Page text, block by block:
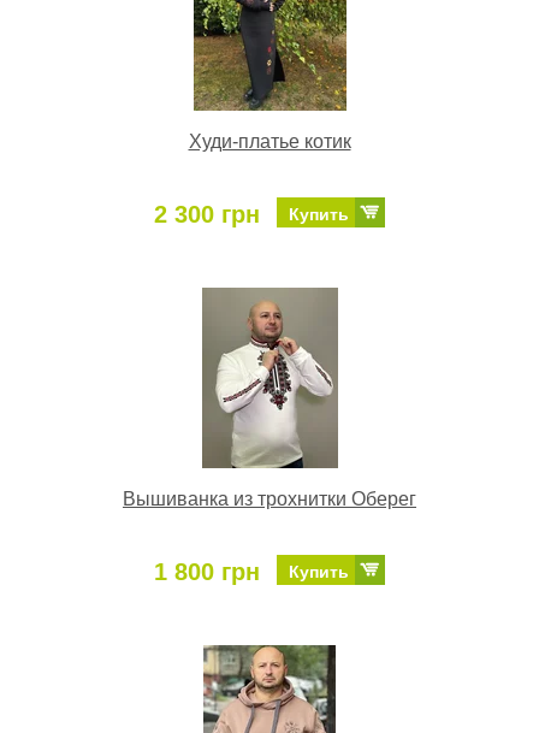
Худи-платье котик
2 300 грн Купить
Вышиванка из трохнитки Оберег
1 800 грн Купить